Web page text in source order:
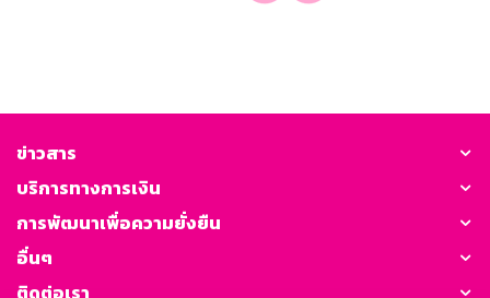
ข่าวสาร
บริการทางการเงิน
การพัฒนาเพื่อความยั่งยืน
อื่นๆ